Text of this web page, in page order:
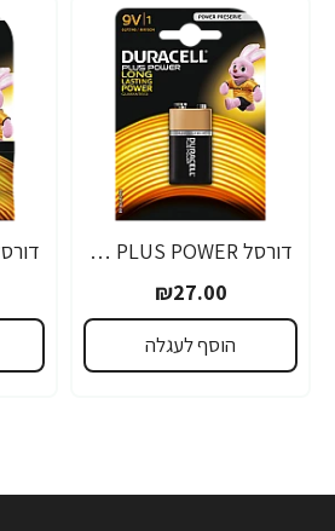
דורסל PLUS POWER סוללות 9V אריזת 1 יחידות - מבית Duracell
₪27.00
הוסף לעגלה